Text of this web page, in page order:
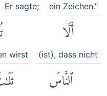
ein Zeichen."
Er sagte;
أَلَّا
(ist), dass nicht
wirst
ٱلنَّاسَ